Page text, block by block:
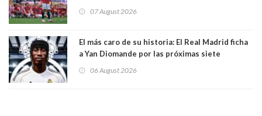
07 August 2026
El más caro de su historia: El Real Madrid ficha
a Yan Diomande por las próximas siete
06 August 2026